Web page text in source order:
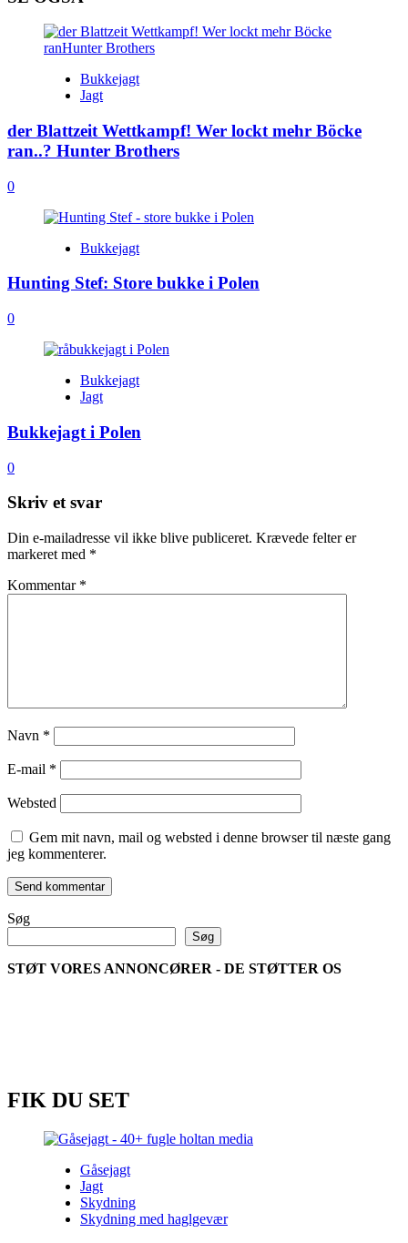
Bukkejagt
Jagt
der Blattzeit Wettkampf! Wer lockt mehr Böcke
ran..? Hunter Brothers
0
Bukkejagt
Hunting Stef: Store bukke i Polen
0
Bukkejagt
Jagt
Bukkejagt i Polen
0
Skriv et svar
Din e-mailadresse vil ikke blive publiceret. Krævede felter er
markeret med *
Kommentar *
Navn *
E-mail *
Websted
Gem mit navn, mail og websted i denne browser til næste gang
jeg kommenterer.
Søg
Søg
STØT VORES ANNONCØRER - DE STØTTER OS
FIK DU SET
Gåsejagt
Jagt
Skydning
Skydning med haglgevær